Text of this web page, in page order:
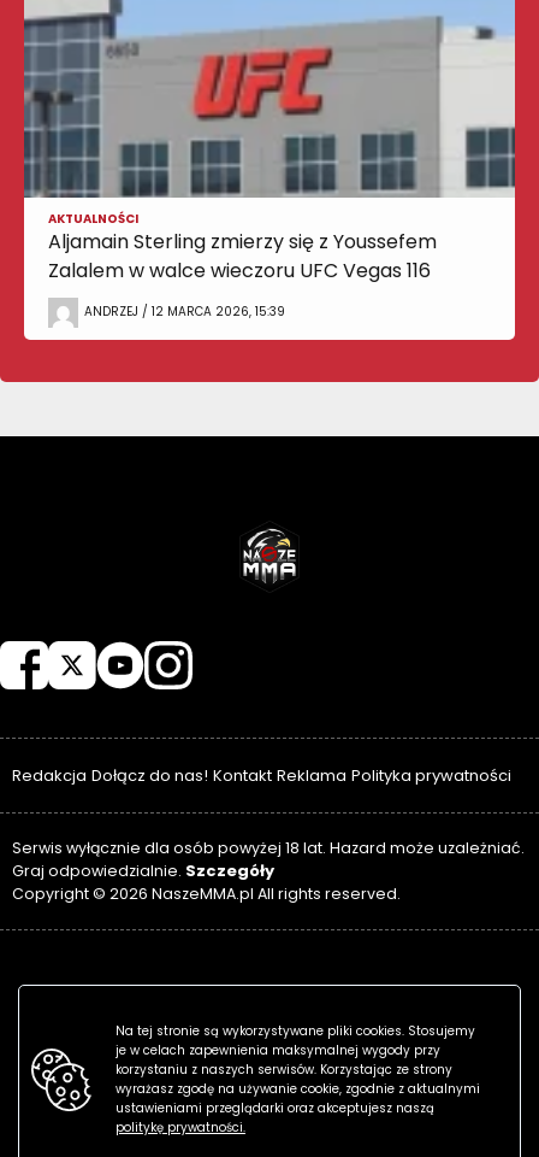
AKTUALNOŚCI
Aljamain Sterling zmierzy się z Youssefem
Zalalem w walce wieczoru UFC Vegas 116
ANDRZEJ / 12 MARCA 2026, 15:39
Redakcja Dołącz do nas! Kontakt Reklama Polityka prywatności
Serwis wyłącznie dla osób powyżej 18 lat. Hazard może uzależniać.
Graj odpowiedzialnie. Szczegóły
Copyright © 2026 NaszeMMA.pl All rights reserved.
Na tej stronie są wykorzystywane pliki cookies. Stosujemy
je w celach zapewnienia maksymalnej wygody przy
korzystaniu z naszych serwisów. Korzystając ze strony
wyrażasz zgodę na używanie cookie, zgodnie z aktualnymi
ustawieniami przeglądarki oraz akceptujesz naszą
politykę prywatności.